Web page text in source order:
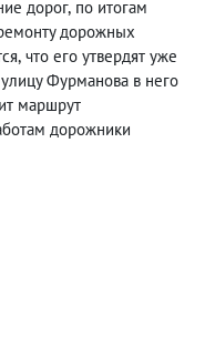
дорог, по итогам
дорожных
, что его утвердят уже
Фурманова в него
маршрут
дорожники